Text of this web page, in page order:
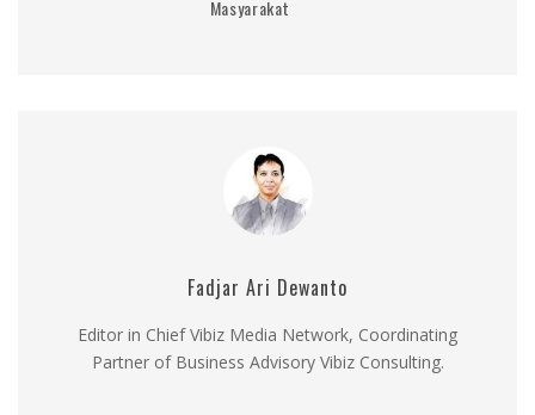
Masyarakat
Fadjar Ari Dewanto
Editor in Chief Vibiz Media Network, Coordinating
Partner of Business Advisory Vibiz Consulting.